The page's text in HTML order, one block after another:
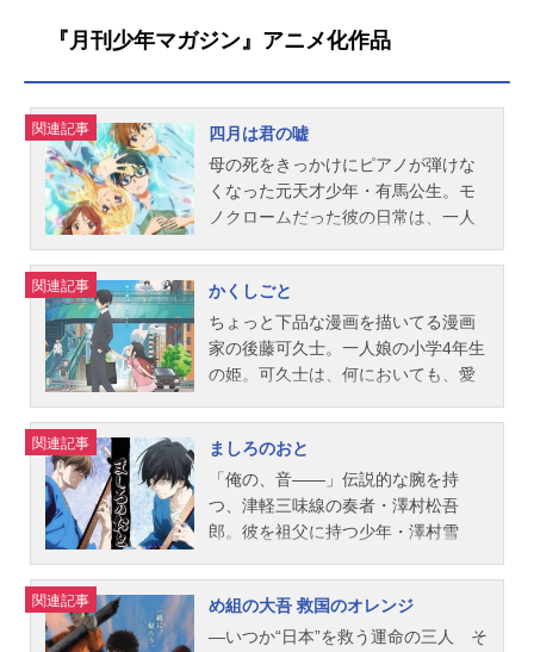
『月刊少年マガジン』アニメ化作品
関連記事
四月は君の嘘
母の死をきっかけにピアノが弾けな
くなった元天才少年・有馬公生。モ
ノクロームだった彼の日常は、一人
色付き始める。傍若無人、喧嘩上
等、でも個性あふれる演奏家・宮園
かをり。少女に魅せられた公生は自
分の足で14歳の今を走り始める。第3
7回講談社漫画賞を受賞した「青春×
は君の嘘放送形態TVアニメスケジュ
ール2014年10月10日（金）～2015
年3月20日（金）フジテレビ“ノイタ
ミナ”ほか話数全22話キャスト有馬公
生：花江夏樹宮園かをり：種田梨沙
井川絵見：早見沙織相座武士：梶裕
貴相座凪：茅野愛衣スタッフ監督：
イシグロキョウヘイシリーズ構成・
関連記事
かくしごと
ちょっと下品な漫画を描いてる漫画
家の後藤可久士。一人娘の小学4年生
の姫。可久士は、何においても、愛
娘・姫に知られたくないこと。それ
は……自分の仕事が『漫画家』であ
ること。自分の“かくしごと”が知られ
たら娘に嫌われるのでは!?“愛と笑
い、ちょっと感動のファミリー劇場
送形態TVアニメスケジュール2020年
4月2日（木）～2020年6月18日
（木）AT-Xほか話数全12話キャスト
関連記事
ましろのおと
「俺の、音――」伝説的な腕を持
つ、津軽三味線の奏者・澤村松吾
郎。彼を祖父に持つ少年・澤村雪
を弾けなくなった……。”好きな音”を
失い、アテもなく上京する雪。キャ
バクラで働く女性「立樹ユナ」に助
関連記事
め組の大吾 救国のオレンジ
―いつか“日本”を救う運命の三人 そ